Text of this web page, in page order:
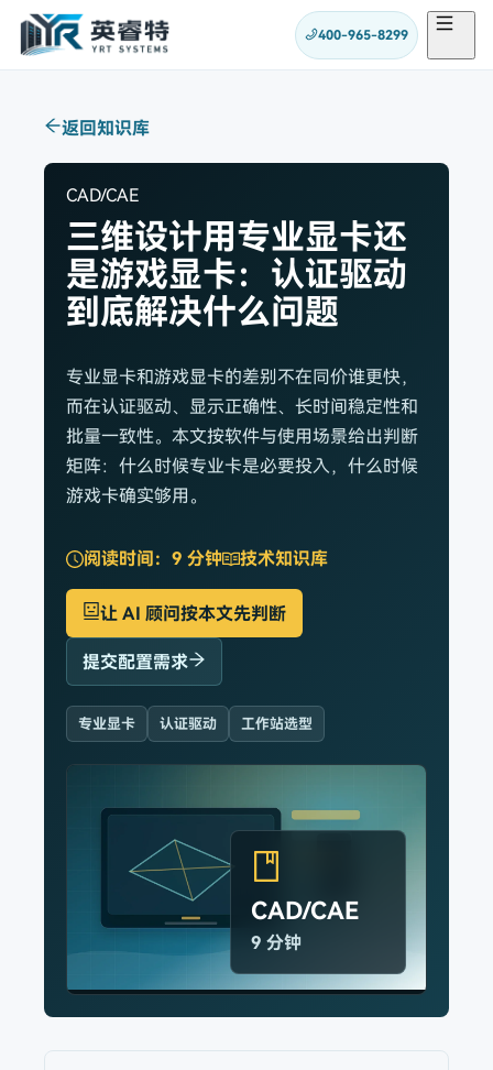
400-965-8299
返回知识库
CAD/CAE
三维设计用专业显卡还
是游戏显卡：认证驱动
到底解决什么问题
专业显卡和游戏显卡的差别不在同价谁更快，
而在认证驱动、显示正确性、长时间稳定性和
批量一致性。本文按软件与使用场景给出判断
矩阵：什么时候专业卡是必要投入，什么时候
游戏卡确实够用。
阅读时间： 9 分钟 技术知识库
让 AI 顾问按本文先判断
提交配置需求
专业显卡 认证驱动 工作站选型
CAD/CAE
9 分钟